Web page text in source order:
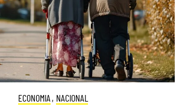
ECONOMIA , NACIONAL